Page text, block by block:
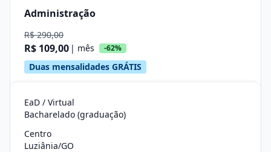
Administração
R$ 290,00
R$ 109,00 | mês -62%
Duas mensalidades GRÁTIS
EaD / Virtual
Bacharelado (graduação)
Centro
Luziânia/GO